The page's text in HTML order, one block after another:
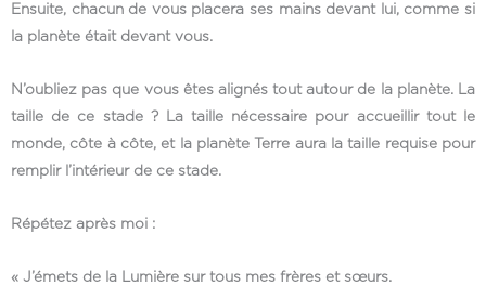
Ensuite, chacun de vous placera ses mains devant lui, comme si
la planète était devant vous.
N’oubliez pas que vous êtes alignés tout autour de la planète. La
taille de ce stade ? La taille nécessaire pour accueillir tout le
monde, côte à côte, et la planète Terre aura la taille requise pour
remplir l’intérieur de ce stade.
Répétez après moi :
« J’émets de la Lumière sur tous mes frères et sœurs.